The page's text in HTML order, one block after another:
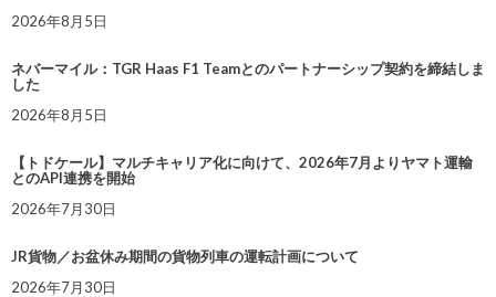
2026年8月5日
ネバーマイル：TGR Haas F1 Teamとのパートナーシップ契約を締結しま
した
2026年8月5日
【トドケール】マルチキャリア化に向けて、2026年7月よりヤマト運輸
とのAPI連携を開始
2026年7月30日
JR貨物／お盆休み期間の貨物列車の運転計画について
2026年7月30日